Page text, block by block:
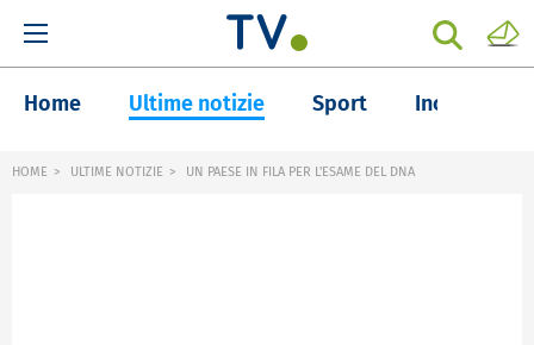
Home Ultime notizie Sport Inchieste
HOME ULTIME NOTIZIE UN PAESE IN FILA PER L'ESAME DEL DNA